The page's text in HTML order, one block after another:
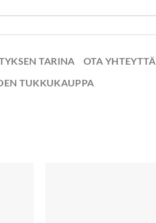
TARINA OTA YHTEYTTÄ
TUKKUKAUPPA